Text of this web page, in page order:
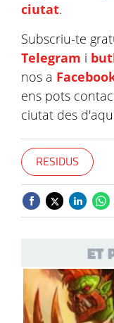
ciutat.
Subscriu-te
Telegram i
nos a
ens pots
ciutat des
RESIDUS
ET